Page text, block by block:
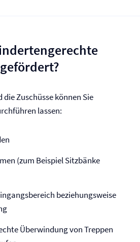
Zuschüsse können Sie
lassen:
(zum Beispiel Sitzbänke
beziehungsweise
Überwindung von Treppen